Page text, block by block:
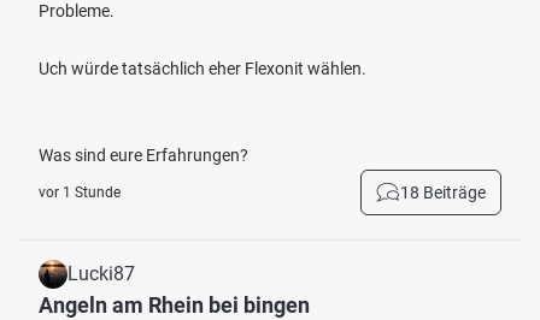
Probleme.
Uch würde tatsächlich eher Flexonit wählen.
Was sind eure Erfahrungen?
vor 1 Stunde 18 Beiträge
Lucki87
Angeln am Rhein bei bingen